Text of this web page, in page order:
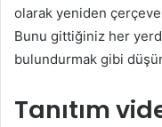
olarak yeniden
Bunu gittiğiniz her
bulundurmak gibi
Tanıtım